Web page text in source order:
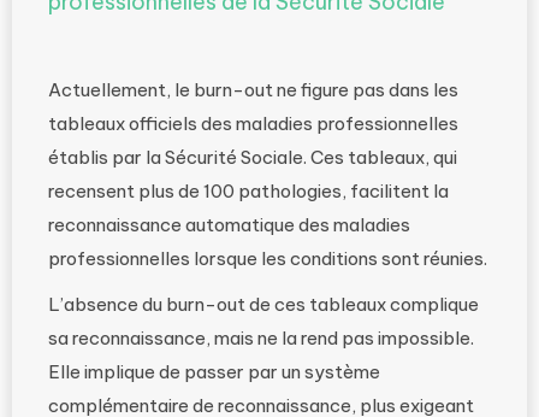
Actuellement, le burn-out ne figure pas dans les
tableaux officiels des maladies professionnelles
établis par la Sécurité Sociale. Ces tableaux, qui
recensent plus de 100 pathologies, facilitent la
reconnaissance automatique des maladies
professionnelles lorsque les conditions sont réunies.
L’absence du burn-out de ces tableaux complique
sa reconnaissance, mais ne la rend pas impossible.
Elle implique de passer par un système
complémentaire de reconnaissance, plus exigeant